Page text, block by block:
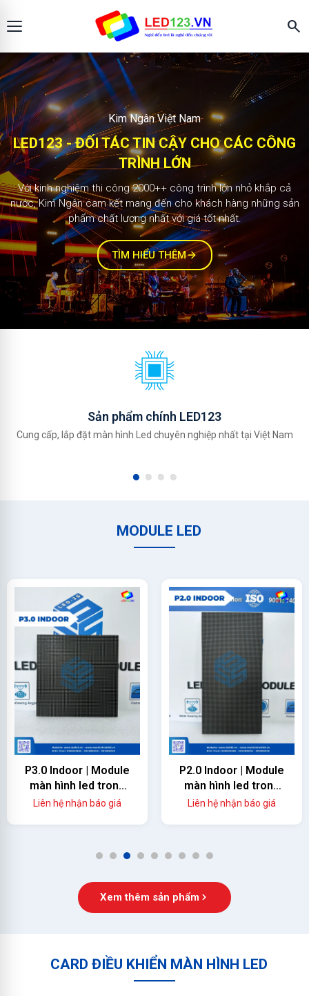
search
2.000+ công trình
Màn hình LED123
KIM NGÂN - ĐỐI TÁC TIN CẬY CHO CÁC
CÔNG TRÌNH LỚN
Với kinh nghiệm thi công 1000++ công trình lớn nhỏ khắp cả
nước, Kim Ngân cam kết mang đến cho khách hàng những sản
phẩm chất lượng nhất với giá tốt nhất.
TÌM HIỂU THÊM
Sản phẩm chính LED123
Cung cấp, lắp đặt màn hình Led chuyên nghiệp nhất tại Việt Nam
MODULE LED
P3.0 Indoor | Module
màn hình led trong
nhà
Liên hệ nhận báo giá
P2.0 Indoor | Module
màn hình led trong
nhà
Liên hệ nhận báo giá
1 2 3 4 5 6 7 8 9
Xem thêm sản phẩm
CARD ĐIỀU KHIỂN MÀN HÌNH LED